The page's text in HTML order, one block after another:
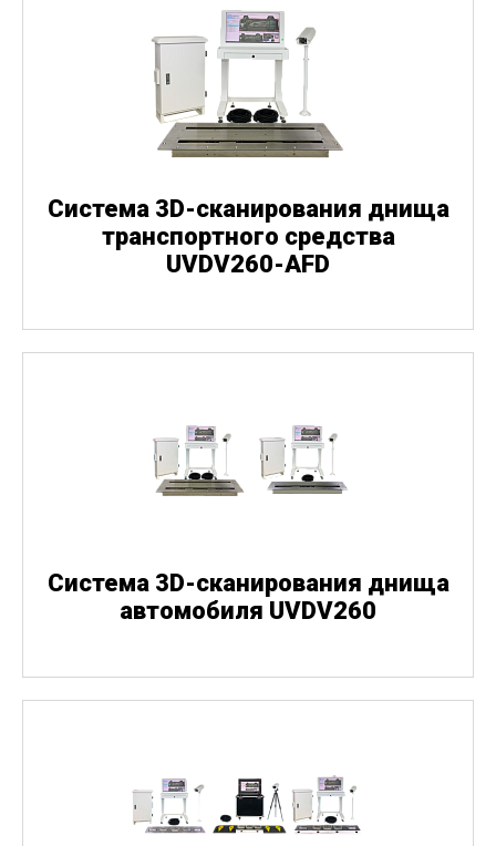
Система 3D-сканирования днища
транспортного средства
UVDV260-AFD
Система 3D-сканирования днища
автомобиля UVDV260